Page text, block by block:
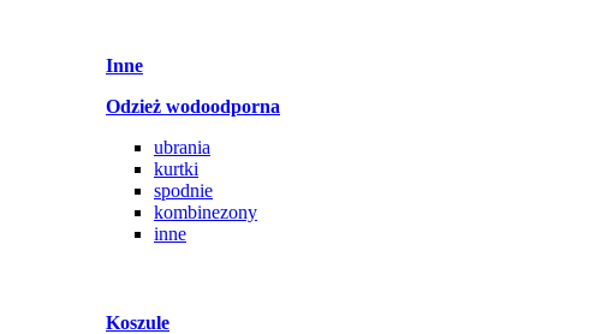
Inne
Odzież wodoodporna
ubrania
kurtki
spodnie
kombinezony
inne
Koszule